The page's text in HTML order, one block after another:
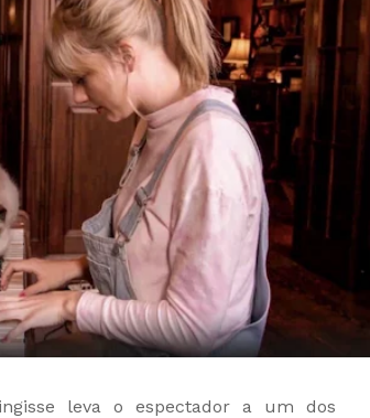
leva o espectador a um dos